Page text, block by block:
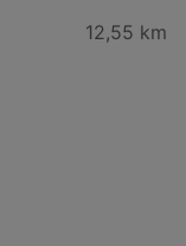
12,55 km